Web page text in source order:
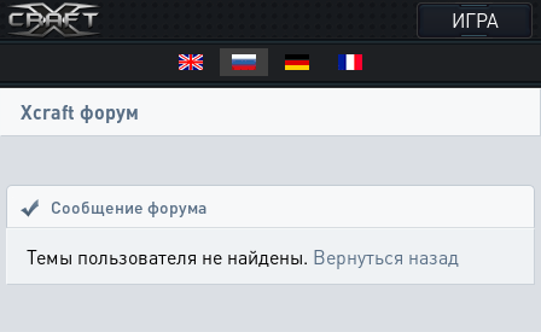
ИГРА
Xcraft форум
Сообщение форума
Темы пользователя не найдены. Вернуться назад